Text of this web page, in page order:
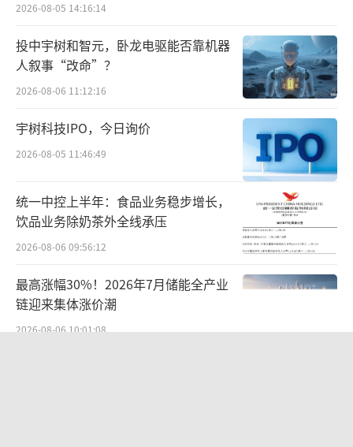
频繁变更，一方面或与公司内控关联，另
一方面其实也反映了鸿辉光通对于上市的迫
切。自2015年3月挂牌新三板起，该公司次年便
马不停蹄地启动了上市辅导，历时7年，从新三
板辗转精选层、再到科创板、北交所，不断折
腾的背后，其距离上市更近一步了吗？
梳理历年公告可以还原，鸿辉光通为了登
陆资本市场究竟有多努力。2016年7月—2018
年4月，该公司拟上交所上市，最终因“现经公
司认真研究和审慎思考，拟调整上市计划”而
终止；2019年1月—2020年6月，其又将目光投
向新三板精选层，但后因“长期发展战略规划
的需要”而搁置；2020年11月至今，该公司再
2026-08-05 14:16:14
投中宇树和智元，卧龙电驱能否靠机器
人叙事“改命”？
2026-08-06 11:12:16
宇树科技IPO，今日询价
2026-08-05 11:46:49
统一中控上半年：食品业务稳步增长，
饮品业务除奶茶外全线承压
2026-08-06 09:56:12
最高涨幅30%！2026年7月储能全产业
链迎来集体涨价潮
2026-08-06 10:01:08